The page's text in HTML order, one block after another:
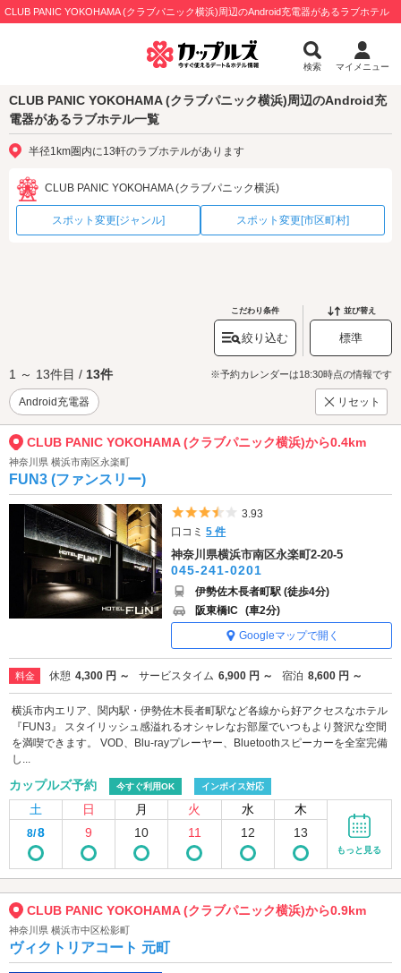
CLUB PANIC YOKOHAMA (クラブパニック横浜)周辺のAndroid充電器があるラブホテル
検索 マイメニュー
CLUB PANIC YOKOHAMA (クラブパニック横浜)周辺のAndroid充
電器があるラブホテル一覧
半径1km圏内に13軒のラブホテルがあります
CLUB PANIC YOKOHAMA (クラブパニック横浜)
スポット変更[ジャンル] スポット変更[市区町村]
こだわり条件
絞り込む
並び替え
標準
1 ～ 13件目 / 13件 ※予約カレンダーは18:30時点の情報です
Android充電器 リセット
CLUB PANIC YOKOHAMA (クラブパニック横浜)から0.4km
神奈川県 横浜市南区永楽町
FUN3 (ファンスリー)
5つ星のうち3.5
3.93
口コミ5 件
神奈川県横浜市南区永楽町2-20-5
045-241-0201
伊勢佐木長者町駅 (徒歩4分)
阪東橋IC (車2分)
Googleマップで開く
料金 休憩 4,300 円 ～ サービスタイム 6,900 円 ～ 宿泊 8,600 円 ～
横浜市内エリア、関内駅・伊勢佐木長者町駅など各線から好アクセスなホテル
『FUN3』 スタイリッシュ感溢れるオシャレなお部屋でいつもより贅沢な空間
を満喫できます。 VOD、Blu-rayプレーヤー、Bluetoothスピーカーを全室完備
し...
カップルズ予約 今すぐ利用OK インボイス対応
土 日 月 火 水 木
8/8 9 10 11 12 13
もっと見る
CLUB PANIC YOKOHAMA (クラブパニック横浜)から0.9km
神奈川県 横浜市中区松影町
ヴィクトリアコート 元町